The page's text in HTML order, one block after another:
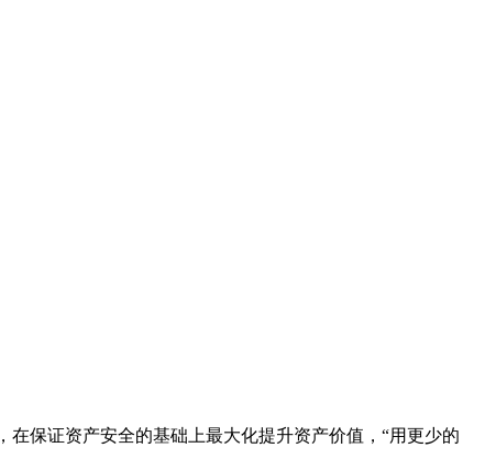
保证资产安全的基础上最大化提升资产价值，“用更少的